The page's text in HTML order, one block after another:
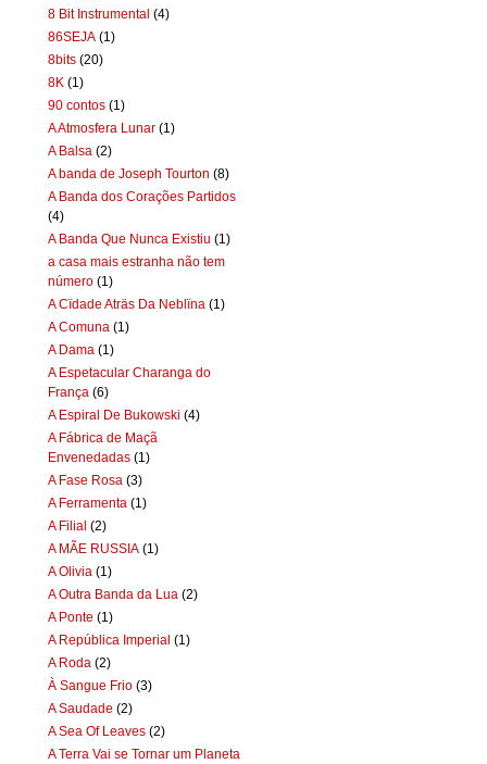
8 Bit Instrumental (4)
86SEJA (1)
8bits (20)
8K (1)
90 contos (1)
A Atmosfera Lunar (1)
A Balsa (2)
A banda de Joseph Tourton (8)
A Banda dos Corações Partidos
(4)
A Banda Que Nunca Existiu (1)
a casa mais estranha não tem
número (1)
A Cïdade Aträs Da Neblïna (1)
A Comuna (1)
A Dama (1)
A Espetacular Charanga do
França (6)
A Espiral De Bukowski (4)
A Fábrica de Maçã
Envenedadas (1)
A Fase Rosa (3)
A Ferramenta (1)
A Filial (2)
A MÃE RUSSIA (1)
A Olivia (1)
A Outra Banda da Lua (2)
A Ponte (1)
A República Imperial (1)
A Roda (2)
À Sangue Frio (3)
A Saudade (2)
A Sea Of Leaves (2)
A Terra Vai se Tornar um Planeta